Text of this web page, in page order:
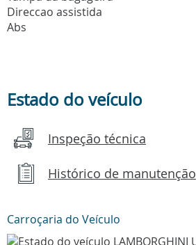
Direccao assistida
Abs
Estado do veículo
Inspeção técnica
Histórico de manutenção
Carroçaria do Veículo